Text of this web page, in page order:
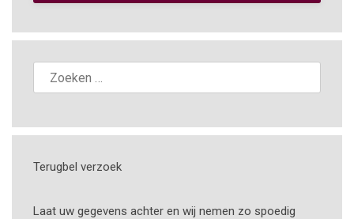
Terugbel verzoek
Laat uw gegevens achter en wij nemen zo spoedig